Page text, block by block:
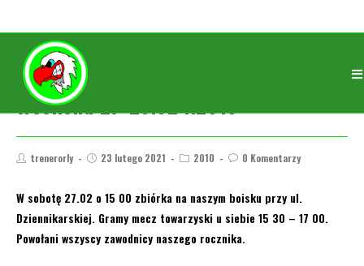
Weekend 27-28.02 r.2010
trenerorly 23 lutego 2021 2010 0 Komentarzy
W sobotę 27.02 o 15 00 zbiórka na naszym boisku przy ul.
Dziennikarskiej. Gramy mecz towarzyski u siebie 15 30 – 17 00.
Powołani wszyscy zawodnicy naszego rocznika.